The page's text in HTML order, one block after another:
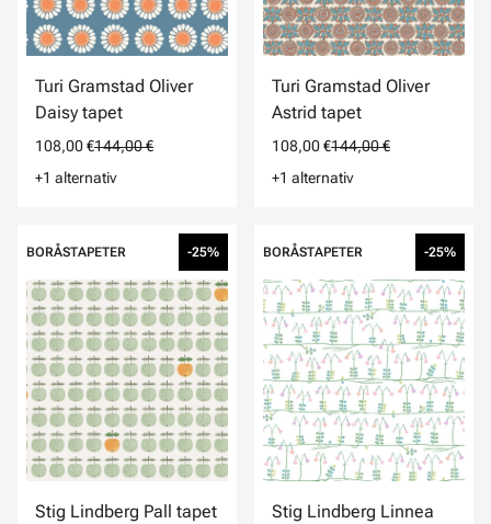
Turi Gramstad Oliver
Daisy tapet
108,00 €144,00 €
+1 alternativ
Turi Gramstad Oliver
Astrid tapet
108,00 €144,00 €
+1 alternativ
BORÅSTAPETER -25%
Stig Lindberg Pall tapet
BORÅSTAPETER -25%
Stig Lindberg Linnea